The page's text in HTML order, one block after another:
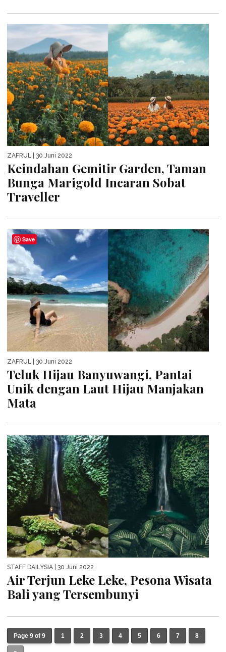
ZAFRUL | 30 Juni 2022
Keindahan Gemitir Garden, Taman
Bunga Marigold Incaran Sobat
Traveller
ZAFRUL | 30 Juni 2022
Teluk Hijau Banyuwangi, Pantai
Unik dengan Laut Hijau Manjakan
Mata
STAFF DAILYSIA | 30 Juni 2022
Air Terjun Leke Leke, Pesona Wisata
Bali yang Tersembunyi
Page 9 of 9 1 2 3 4 5 6 7 8
Save